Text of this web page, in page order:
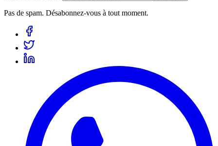
Pas de spam. Désabonnez-vous à tout moment.